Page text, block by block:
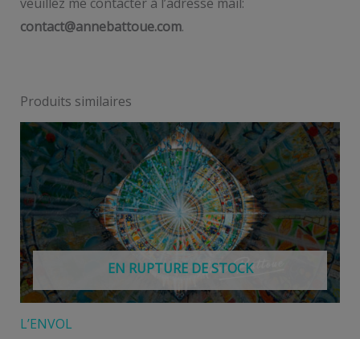
contact@annebattoue.com.
Produits similaires
EN RUPTURE DE STOCK
L’ENVOL